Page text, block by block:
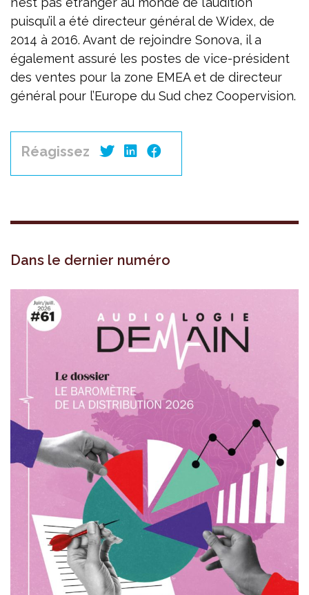
puisqu’il a été directeur général de Widex, de
2014 à 2016. Avant de rejoindre Sonova, il a
également assuré les postes de vice-président
des ventes pour la zone EMEA et de directeur
général pour l’Europe du Sud chez Coopervision.
Réagissez
Dans le dernier numéro